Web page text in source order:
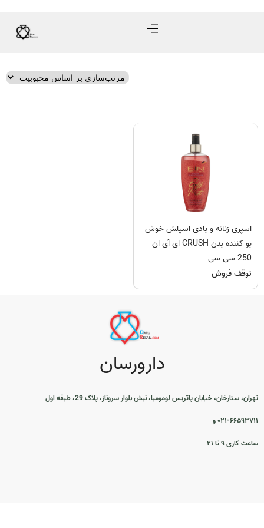
اسپری زنانه و بادی اسپلش خوش
بو کننده بدن CRUSH ای آی ان
250 سی سی
توقف فروش
دارورسان
تهران، ستارخان، خیابان پاتریس لومومبا، نبش بلوار سروناز، پلاک 29، طبقه اول
۰۲۱-۶۶۵۹۳۷۱۱ و
ساعت کاری ۹ تا ۲۱